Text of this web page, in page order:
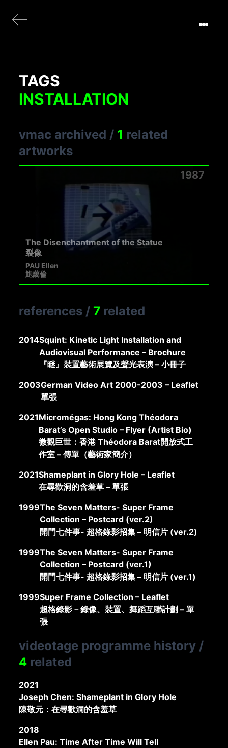
TAGS
INSTALLATION
vmac archived / 1 related
artworks
1987
The Disenchantment of the Statue
裂像
PAU Ellen
鮑藹倫
references / 7 related
2014Squint: Kinetic Light Installation and
Audiovisual Performance – Brochure
『瞇』裝置藝術展覽及聲光表演 – 小冊子
2003German Video Art 2000-2003 – Leaflet
單張
2021Micromégas: Hong Kong Théodora
Barat’s Open Studio – Flyer (Artist Bio)
微觀巨世：香港 Théodora Barat開放式工
作室 – 傳單（藝術家簡介）
2021Shameplant in Glory Hole – Leaflet
在尋歡洞的含羞草 – 單張
1999The Seven Matters- Super Frame
Collection – Postcard (ver.2)
開門七件事- 超格錄影招集 – 明信片 (ver.2)
1999The Seven Matters- Super Frame
Collection – Postcard (ver.1)
開門七件事- 超格錄影招集 – 明信片 (ver.1)
1999Super Frame Collection – Leaflet
超格錄影－錄像、裝置、舞蹈互聯計劃 – 單
張
videotage programme history /
4 related
2021
Joseph Chen: Shameplant in Glory Hole
陳敬元：在尋歡洞的含羞草
2018
Ellen Pau: Time After Time Will Tell